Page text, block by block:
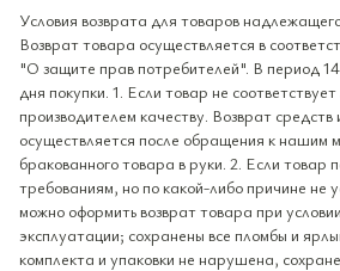
Условия возврата для товаров
Возврат товара осуществляется в
"О защите прав потребителей". В период
дня покупки. 1. Если товар не
производителем качеству. Возврат
осуществляется после обращения к нашим
бракованного товара в руки. 2. Если товар
требованиям, но по какой-либо причине не
можно оформить возврат товара при
эксплуатации; сохранены все пломбы и
комплекта и упаковки не нарушена,